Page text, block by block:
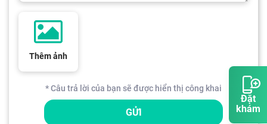
Đặt
khám
Thêm ảnh
* Câu trả lời của bạn sẽ được hiển thị công khai
GỬI